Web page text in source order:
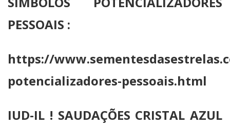
PESSOAIS :
https://
potencializadores-pessoais.html
IUD-IL ! SAUDAÇÕES CRISTAL AZUL